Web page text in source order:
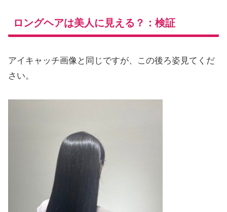
ロングヘアは美人に見える？：検証
アイキャッチ画像と同じですが、この後ろ姿見てくだ
さい。